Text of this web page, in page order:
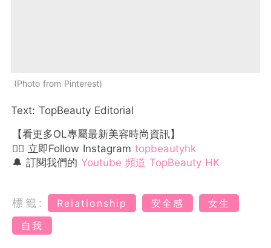
Photo from Pinterest
Text: TopBeauty Editorial
【看更多OL專屬最新美容時尚資訊】
👉🏻 立即Follow Instagram topbeautyhk
🔔 訂閱我們的 Youtube 頻道 TopBeauty HK
標籤: Relationship 安全感
女生
自我